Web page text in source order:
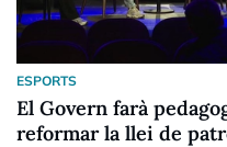
ESPORTS
El Govern farà
reformar la llei de